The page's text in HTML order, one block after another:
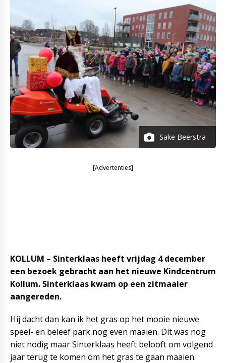
Sake Beerstra
[Advertenties]
KOLLUM – Sinterklaas heeft vrijdag 4 december
een bezoek gebracht aan het nieuwe Kindcentrum
Kollum. Sinterklaas kwam op een zitmaaier
aangereden.
Hij dacht dan kan ik het gras op het mooie nieuwe
speel- en beleef park nog even maaien. Dit was nog
niet nodig maar Sinterklaas heeft belooft om volgend
jaar terug te komen om het gras te gaan maaien.